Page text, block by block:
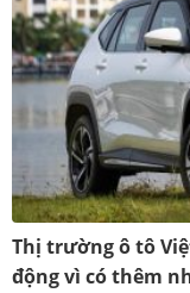
Thị trường ô tô
động vì có thêm